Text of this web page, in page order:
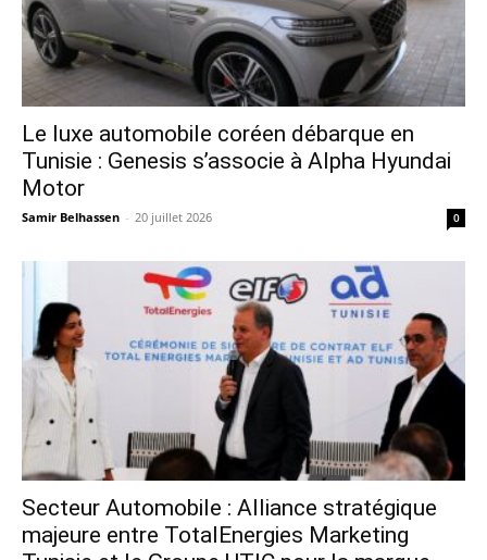
Le luxe automobile coréen débarque en
Tunisie : Genesis s’associe à Alpha Hyundai
Motor
Samir Belhassen - 20 juillet 2026 0
Secteur Automobile : Alliance stratégique
majeure entre TotalEnergies Marketing